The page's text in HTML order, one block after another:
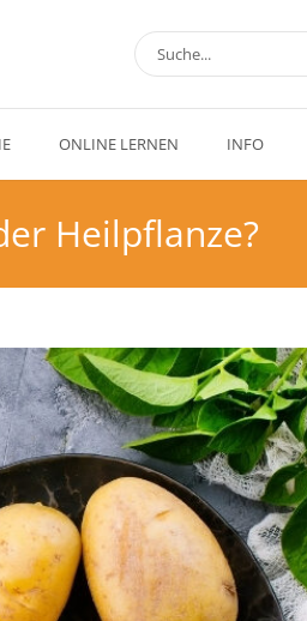
ONLINE LERNEN INFO
Heilpflanze?